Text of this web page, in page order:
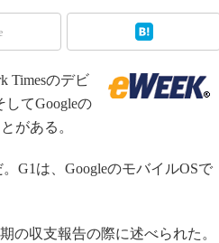
Timesのデビ
てGoogleの
がある。
G1は、GoogleのモバイルOSで
の収支報告の際に述べられた。